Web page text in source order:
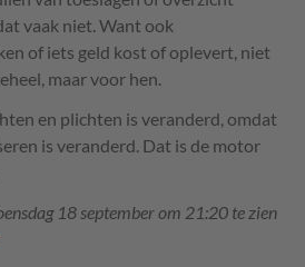
vaak niet. Want ook
of iets geld kost of oplevert, niet
maar voor hen.
en plichten is veranderd, omdat
is veranderd. Dat is de motor
18 september om 21:20 te zien